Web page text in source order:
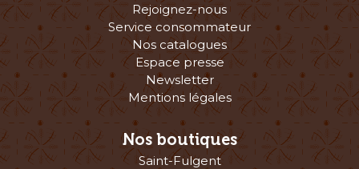
Rejoignez-nous
Service consommateur
Nos catalogues
Espace presse
Newsletter
Mentions légales
Nos boutiques
Saint-Fulgent